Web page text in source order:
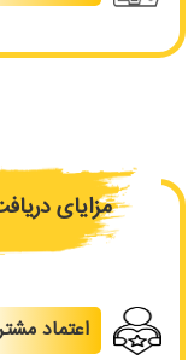
مزایای
اعتماد